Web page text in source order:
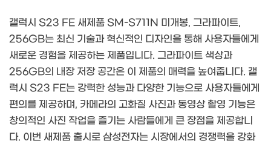
갤럭시 S23 FE 새제품 SM-S711N 미개봉, 그라파이트,
256GB는 최신 기술과 혁신적인 디자인을 통해 사용자들에게
새로운 경험을 제공하는 제품입니다. 그라파이트 색상과
256GB의 내장 저장 공간은 이 제품의 매력을 높여줍니다. 갤
럭시 S23 FE는 강력한 성능과 다양한 기능으로 사용자들에게
편의를 제공하며, 카메라의 고화질 사진과 동영상 촬영 기능은
창의적인 사진 작업을 즐기는 사람들에게 큰 장점을 제공합니
다. 이번 새제품 출시로 삼성전자는 시장에서의 경쟁력을 강화